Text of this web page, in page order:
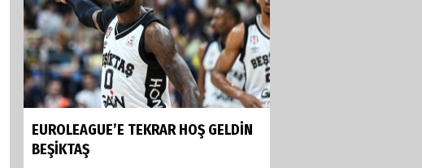
EUROLEAGUE’E TEKRAR HOŞ GELDİN
BEŞİKTAŞ